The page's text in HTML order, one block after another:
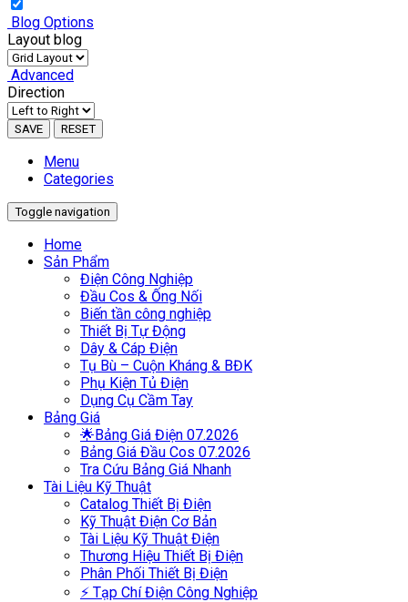
Blog Options
Layout blog
Advanced
Direction
SAVE RESET
Menu
Categories
Toggle navigation
Home
Sản Phẩm
Điện Công Nghiệp
Đầu Cos & Ống Nối
Biến tần công nghiệp
Thiết Bị Tự Động
Dây & Cáp Điện
Tụ Bù – Cuộn Kháng & BĐK
Phụ Kiện Tủ Điện
Dụng Cụ Cầm Tay
Bảng Giá
🌟Bảng Giá Điện 07.2026
Bảng Giá Đầu Cos 07.2026
Tra Cứu Bảng Giá Nhanh
Tài Liệu Kỹ Thuật
Catalog Thiết Bị Điện
Kỹ Thuật Điện Cơ Bản
Tài Liệu Kỹ Thuật Điện
Thương Hiệu Thiết Bị Điện
Phân Phối Thiết Bị Điện
⚡ Tạp Chí Điện Công Nghiệp